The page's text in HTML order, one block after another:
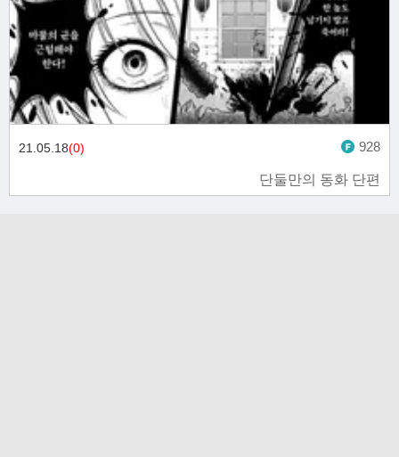
단둘만의 동화 단편
21.05.18(0) 928